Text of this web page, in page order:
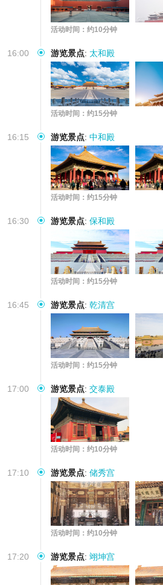
活动时间：约10分钟
16:00 游览景点: 太和殿
活动时间：约15分钟
16:15 游览景点: 中和殿
活动时间：约15分钟
16:30 游览景点: 保和殿
活动时间：约15分钟
16:45 游览景点: 乾清宫
活动时间：约15分钟
17:00 游览景点: 交泰殿
活动时间：约10分钟
17:10 游览景点: 储秀宫
活动时间：约10分钟
17:20 游览景点: 翊坤宫